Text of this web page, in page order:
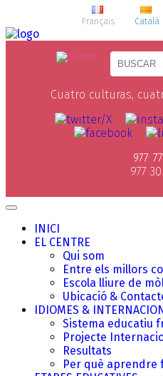
Français Català
Cuatro culturas,
977
977
INICI
EL CENTRE
Qui som
Entre els millors
Escola lliure de
Ubicació &
IDIOMES &
Sistema educatiu
Projecte
Resultats
Per què aprendre